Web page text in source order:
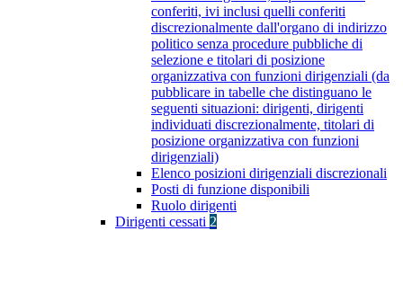
conferiti, ivi inclusi quelli conferiti
discrezionalmente dall'organo di indirizzo
politico senza procedure pubbliche di
selezione e titolari di posizione
organizzativa con funzioni dirigenziali (da
pubblicare in tabelle che distinguano le
seguenti situazioni: dirigenti, dirigenti
individuati discrezionalmente, titolari di
posizione organizzativa con funzioni
dirigenziali)
Elenco posizioni dirigenziali discrezionali
Posti di funzione disponibili
Ruolo dirigenti
Dirigenti cessati 2